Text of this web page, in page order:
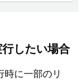
したい場合
に一部のリ